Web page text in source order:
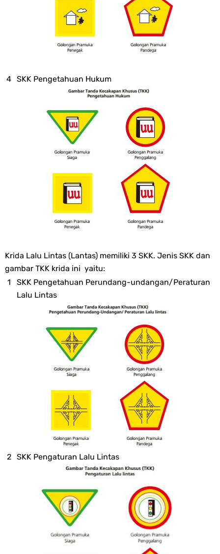
SKK Pengetahuan Hukum
Krida Lalu Lintas (Lantas) memiliki 3 SKK. Jenis SKK dan
gambar TKK krida ini yaitu:
SKK Pengetahuan Perundang-undangan/Peraturan
Lalu Lintas
SKK Pengaturan Lalu Lintas